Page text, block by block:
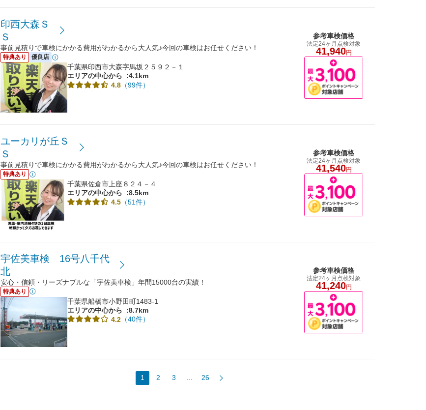
印西大森Ｓ
Ｓ
事前見積りで車検にかかる費用がわかるから大人気♪今回の車検はお任せください！
特典あり 優良店
千葉県印西市大森字馬坂２５９２－１
エリアの中心から
:4.1km
4.8 （99件）
参考車検価格
法定24ヶ月点検対象
41,940円
ユーカリが丘Ｓ
Ｓ
事前見積りで車検にかかる費用がわかるから大人気♪今回の車検はお任せください！
特典あり
千葉県佐倉市上座８２４－４
エリアの中心から
:8.5km
4.5 （51件）
参考車検価格
法定24ヶ月点検対象
41,540円
宇佐美車検 16号八千代
北
安心・信頼・リーズナブルな「宇佐美車検」年間15000台の実績！
特典あり
千葉県船橋市小野田町1483-1
エリアの中心から
:8.7km
4.2 （40件）
参考車検価格
法定24ヶ月点検対象
41,240円
1 2 3 26